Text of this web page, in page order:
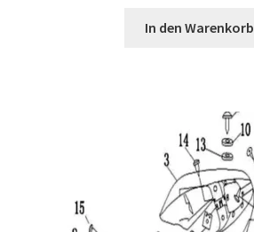
In den Warenkorb